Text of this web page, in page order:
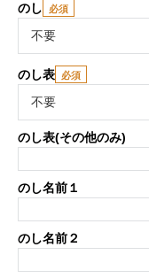
のし
のし表
のし表(その他のみ)
のし名前１
のし名前２